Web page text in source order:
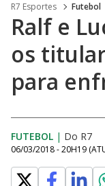
R7 Esportes Futebol
Ralf e
os
para
FUTEBOL | Do R7
06/03/2018 - 20H19